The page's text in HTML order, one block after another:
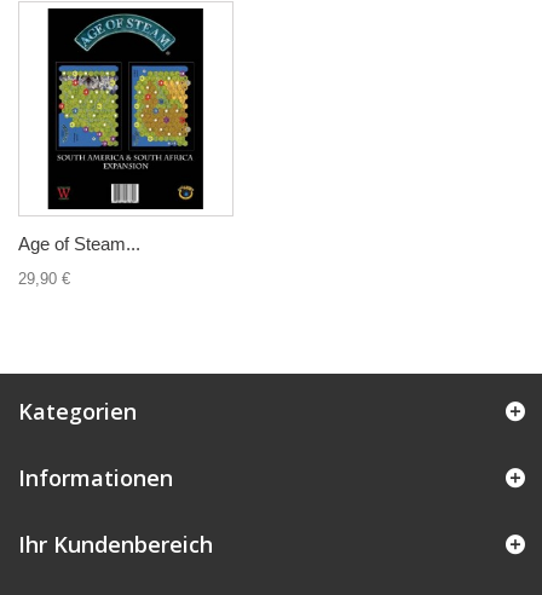
Age of Steam...
29,90 €
Kategorien
Informationen
Ihr Kundenbereich